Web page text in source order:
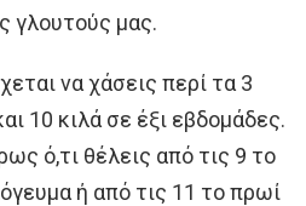
γλουτούς μας.
να χάσεις περί τα 3
10 κιλά σε έξι εβδομάδες.
ό,τι θέλεις από τις 9 το
ή από τις 11 το πρωί